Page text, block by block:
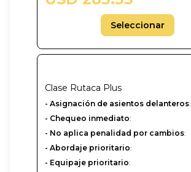
Seleccionar
Clase Rutaca Plus
- Asignación de asientos delanteros:
- Chequeo inmediato:
- No aplica penalidad por cambios:
- Abordaje prioritario:
- Equipaje prioritario: